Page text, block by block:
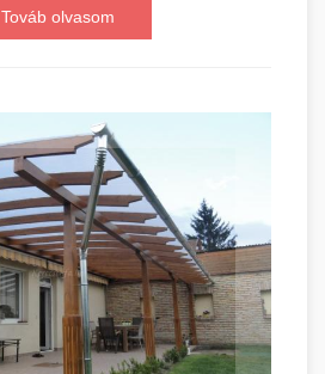
Továb olvasom